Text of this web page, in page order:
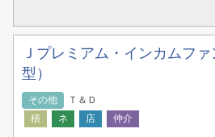
Ｊプレミアム・インカムフ
型）
その他 Ｔ＆Ｄ